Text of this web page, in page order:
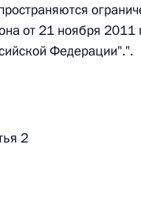
закон
изменений в
от 21 ноября
Федерации".".
2